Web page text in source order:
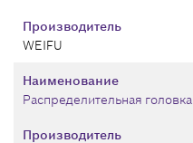
Производитель
WEIFU
Производитель
Наименование
Распределительная головка